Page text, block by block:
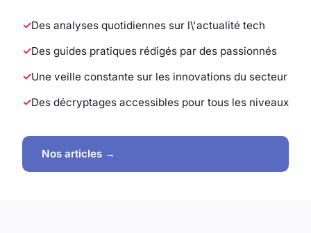
Des analyses quotidiennes sur l\'actualité tech
Des guides pratiques rédigés par des passionnés
Une veille constante sur les innovations du secteur
Des décryptages accessibles pour tous les niveaux
Nos articles →